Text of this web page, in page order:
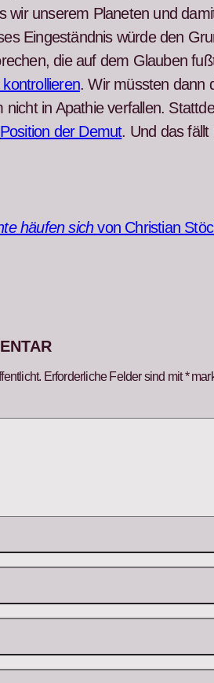
wir unserem Plan­eten und
Eingeständ­nis würde den
die auf dem Glauben
. Wir müssten dann
nicht in Apathie ver­fall­en.
Posi­tion der Demut. Und das fällt
häufen sichvon Chris­t­ian
Erforderliche Felder sind mit*